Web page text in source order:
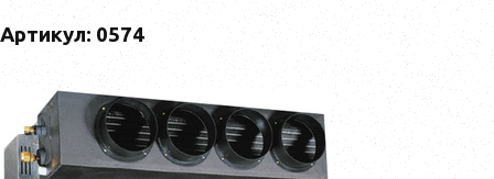
Артикул: 0574